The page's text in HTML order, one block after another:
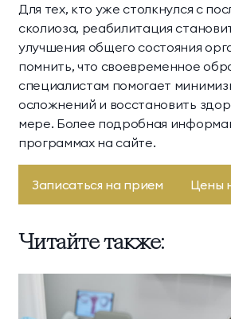
Для тех, кто уже столкнулся с
сколиоза, реабилитация
улучшения общего состояния
помнить, что своевременное
специалистам помогает
осложнений и восстановить
мере. Более подробная
программах на сайте.
Записаться на прием Цены
Читайте также: